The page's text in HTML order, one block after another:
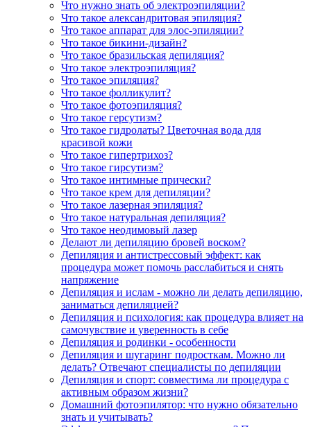
Что нужно знать об электроэпиляции?
Что такое александритовая эпиляция?
Что такое аппарат для элос-эпиляции?
Что такое бикини-дизайн?
Что такое бразильская депиляция?
Что такое электроэпиляция?
Что такое эпиляция?
Что такое фолликулит?
Что такое фотоэпиляция?
Что такое герсутизм?
Что такое гидролаты? Цветочная вода для
красивой кожи
Что такое гипертрихоз?
Что такое гирсутизм?
Что такое интимные прически?
Что такое крем для депиляции?
Что такое лазерная эпиляция?
Что такое натуральная депиляция?
Что такое неодимовый лазер
Делают ли депиляцию бровей воском?
Депиляция и антистрессовый эффект: как
процедура может помочь расслабиться и снять
напряжение
Депиляция и ислам - можно ли делать депиляцию,
заниматься депиляцией?
Депиляция и психология: как процедура влияет на
самочувствие и уверенность в себе
Депиляция и родинки - особенности
Депиляция и шугаринг подросткам. Можно ли
делать? Отвечают специалисты по депиляции
Депиляция и спорт: совместима ли процедура с
активным образом жизни?
Домашний фотоэпилятор: что нужно обязательно
знать и учитывать?